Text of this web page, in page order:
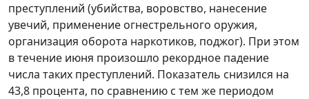
преступлений (убийства, воровство, нанесение
увечий, применение огнестрельного оружия,
организация оборота наркотиков, поджог). При этом
в течение июня произошло рекордное падение
числа таких преступлений. Показатель снизился на
43,8 процента, по сравнению с тем же периодом